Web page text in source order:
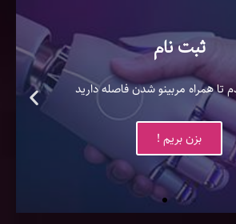
ثبت نام
تا همراه مربینو شدن فاصله دارید
بزن بریم !